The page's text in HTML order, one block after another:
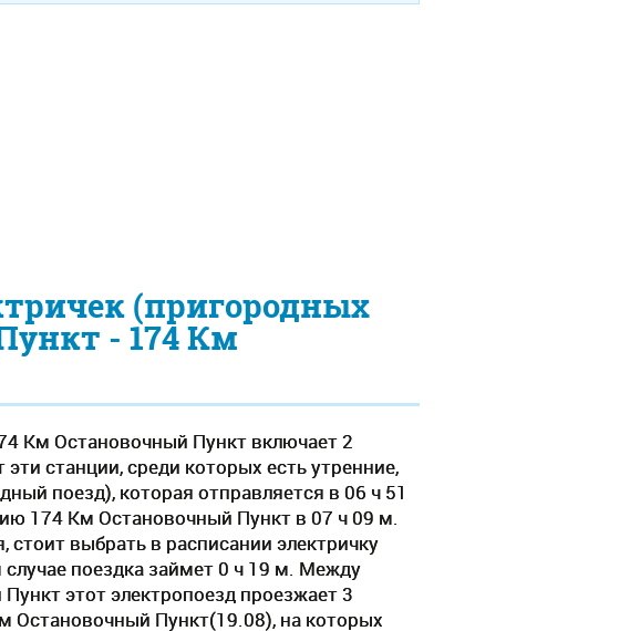
(пригородных
- 174 Км
Км Остановочный Пункт включает 2
станции, среди которых есть утренние,
поезд), которая отправляется в 06 ч 51
174 Км Остановочный Пункт в 07 ч 09 м.
выбрать в расписании электричку
поездка займет 0 ч 19 м. Между
этот электропоезд проезжает 3
Остановочный Пункт(19.08), на которых